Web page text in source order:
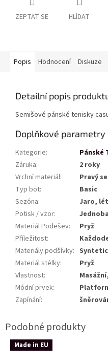
ZEPTAT SE HLÍDAT
Popis Hodnocení Diskuze
Detailní popis
Semišové pánské tenisky
Doplňkové parametry
Kategorie:
Pánské
Záruka:
2 roky
Vrchní materiál:
Pravý
Typ bot:
Basic
Sezóna:
Jaro,
Potisk / vzor:
Materiál Podešev:
Pryž
Příležitost:
Materiály podšívky:
Materiál stélky:
Pryž
Vlastnost:
Módní prvek:
Zapínání:
Made in EU